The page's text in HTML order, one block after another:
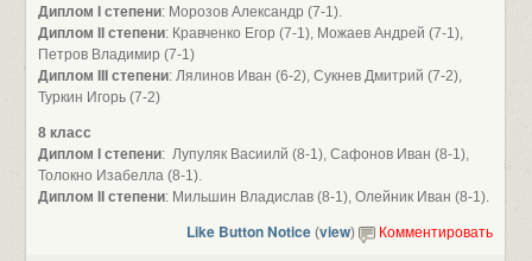
Диплом I степени: Морозов Александр (7-1).
Диплом II степени: Кравченко Егор (7-1), Можаев Андрей (7-1),
Петров Владимир (7-1)
Диплом III степени: Лялинов Иван (6-2), Сукнев Дмитрий (7-2),
Туркин Игорь (7-2)
8 класс
Диплом I степени: Лупуляк Васиилй (8-1), Сафонов Иван (8-1),
Толокно Изабелла (8-1).
Диплом II степени: Мильшин Владислав (8-1), Олейник Иван (8-1).
Like Button Notice (view) Комментировать